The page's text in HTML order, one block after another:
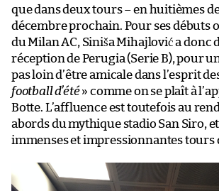
que dans deux tours – en huitièmes
décembre prochain. Pour ses débuts
du Milan AC, Siniša Mihajlović a donc
réception de Perugia (Serie B), pour
pas loin d’être amicale dans l’esprit
football d’été» comme on se plaît à
Botte. L’affluence est toutefois au
abords du mythique stadio San Siro, et
immenses et impressionnantes tours